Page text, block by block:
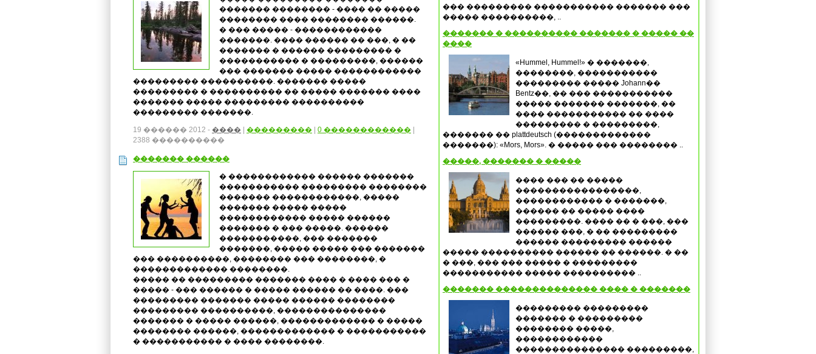
������� �������� - ���� �� �����
�������� ���� �������� ������.
� ��� ����� - ������������
�������. ���� ������ �� ���, � ��
������� � ������ ��������� �
����������� � ���������, ������
��� ������� ����� ������������
��������� ����������. ������� �����
��������� � ���������� �� ����� ������� ����
������� ����� ��������� ����������
��������� �������.
19 ������ 2012 - ���� ��������� 0 ������������
2388 ����������
������� ������
� ������������ ������ �������
����������� ��������� ��������
������� ������������, �����
������� ����� �����
������������ ����� ������
������� � ��� �����. ������
�����������, ��� �������
�������, ����� ����� ��� �������
��� ����������, �������� ��� ��������, �
������������� ��������.
����� �� ��������� ������� ���� � ���� ��� �
����� - ��� ������ � ����� ������ �� ����. ���
��������� ������� ����� ������ ��������
��������� ����������, ���������������
������� � ����� ������, ������������� � �����
�������� ������, ������������� � �����������
� ����������� � ���� ��������.
��� ��������� ����������� ������� ���
����� ����������, ..
������� � ���������� ������� � ����� ��
����
«Hummel, Hummel!» � �������,
��������, �����������
��������� ����� Johann��
Bentz��, �� ��� �����������
����� ������� �������, ��
���� ����������� �� ����
��������� � ���������,
������� �� plattdeutsch (�������������
�������): «Mors, Mors». � ����� ��� �������� ..
�����, ������� � �����
���� ��� �� �����
�����������������,
������������ � �������,
������ �� ����� ����
���������. ���� �� � ���, ���
������ ���, � �� ���������
������ ��������� ������
����� ���������� ������ �� ������. � ��
� ���, ��� ��� ����� � ���������
����������� ����� ���������� ..
������� �������������� ���� � �������
��������� ���������
������� � ���������
�������� �����,
������������
��������������� ���������,